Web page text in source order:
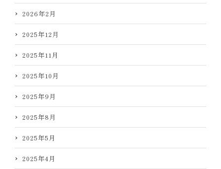
2026年2月
2025年12月
2025年11月
2025年10月
2025年9月
2025年8月
2025年5月
2025年4月